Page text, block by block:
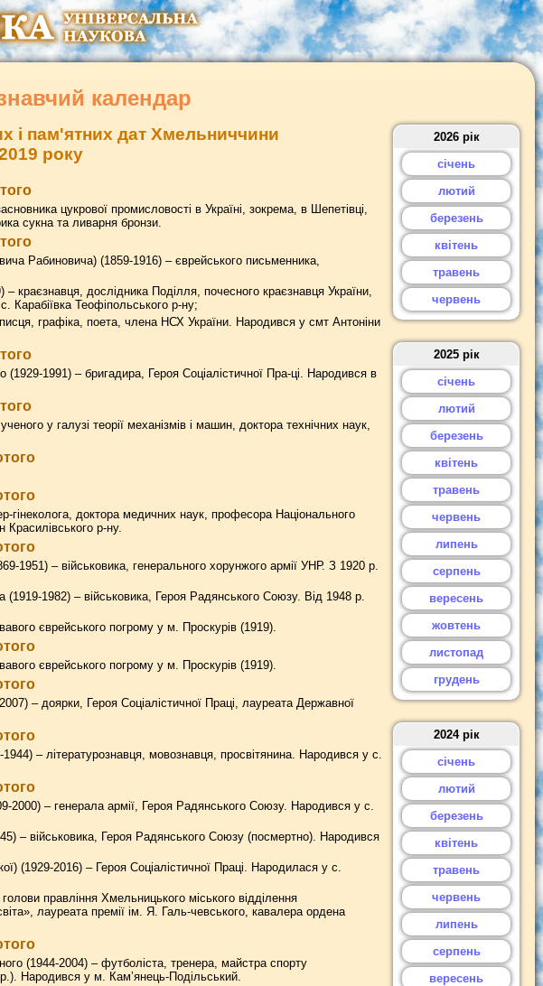
календар
і пам'ятних дат Хмельниччини
року
цукрової промисловості в Україні, зокрема, в Шепетівці,
сукна та ливарня бронзи.
Рабиновича) (1859-1916) – єврейського пись­менника,
дослідника Поділля, почесного краєзнавця України,
Карабіївка Теофіпольського р-ну;
графіка, поета, члена НСХ України. Народився у смт Антоніни
1991) – бригадира, Героя Соціалістичної Пра-ці. Народився в
у галузі теорії механізмів і машин, доктора технічних наук,
доктора медичних наук, професора Національного
р-ну.
1951) – військовика, генерального хорунжого армії УНР. З 1920 р.
1982) – військовика, Героя Радянського Союзу. Від 1948 р.
єврейського погрому у м. Проскурів (1919).
єврейського погрому у м. Проскурів (1919).
– доярки, Героя Соціалістичної Праці, лауреата Державної
– літературознавця, мовознавця, просвітянина. Народився у с.
2000) – генерала армії, Героя Радянського Союзу. Народився у с.
– військовика, Героя Радянського Союзу (посмертно). Народився
(1929-2016) – Героя Соціалістичної Праці. Народилася у с.
правління Хмельницького міського відділення
лауреата премії ім. Я. Галь-чевського, кавалера ордена
(1944-2004) – футболіста, тренера, майстра спорту
Народився у м. Кам’янець-Подільський.
2026 рік
січень
лютий
березень
квітень
травень
червень
2025 рік
січень
лютий
березень
квітень
травень
червень
липень
серпень
вересень
жовтень
листопад
грудень
2024 рік
січень
лютий
березень
квітень
травень
червень
липень
серпень
вересень